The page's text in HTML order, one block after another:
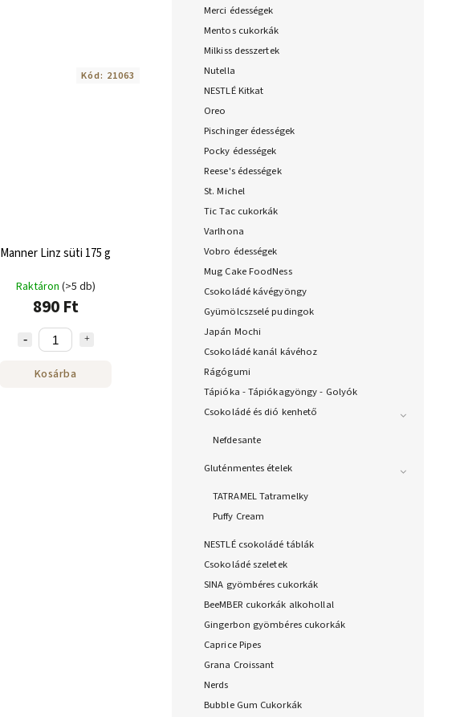
Merci édességek
Mentos cukorkák
Milkiss desszertek
Nutella
NESTLÉ Kitkat
Oreo
Pischinger édességek
Pocky édességek
Reese's édességek
St. Michel
Tic Tac cukorkák
Varlhona
Vobro édességek
Mug Cake FoodNess
Csokoládé kávégyöngy
Gyümölcszselé pudingok
Japán Mochi
Csokoládé kanál kávéhoz
Rágógumi
Tápióka - Tápiókagyöngy - Golyók
Csokoládé és dió kenhető
Nefdesante
Gluténmentes ételek
TATRAMEL Tatramelky
Puffy Cream
NESTLÉ csokoládé táblák
Csokoládé szeletek
SINA gyömbéres cukorkák
BeeMBER cukorkák alkohollal
Gingerbon gyömbéres cukorkák
Caprice Pipes
Grana Croissant
Nerds
Bubble Gum Cukorkák
Manner Linz süti 175 g
Raktáron (>5 db)
890 Ft
Kosárba
Kód: 21063